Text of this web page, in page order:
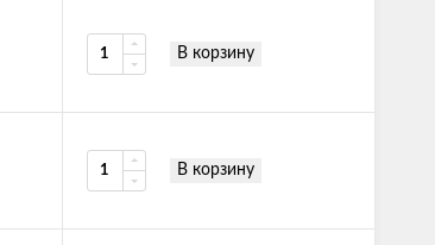
В корзину
В корзину